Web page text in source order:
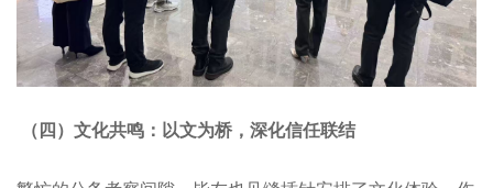
（四）文化共鸣：以文为桥，深化信任联结